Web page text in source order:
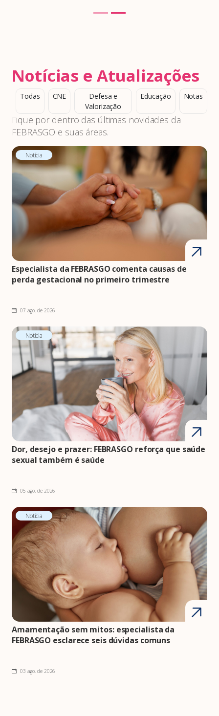
Notícias e Atualizações
Todas CNE
Defesa e
Valorização
Educação Notas
Fique por dentro das últimas novidades da
FEBRASGO e suas áreas.
Notícia
Especialista da FEBRASGO comenta causas de
perda gestacional no primeiro trimestre
07 ago. de 2026
Notícia
Dor, desejo e prazer: FEBRASGO reforça que saúde
sexual também é saúde
05 ago. de 2026
Notícia
Amamentação sem mitos: especialista da
FEBRASGO esclarece seis dúvidas comuns
03 ago. de 2026